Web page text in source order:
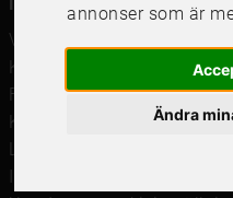
annonser som är
Ändra
Våra butiker
Kundservice
Företagsförsäljning
Köpvillkor
Leverans & Retur